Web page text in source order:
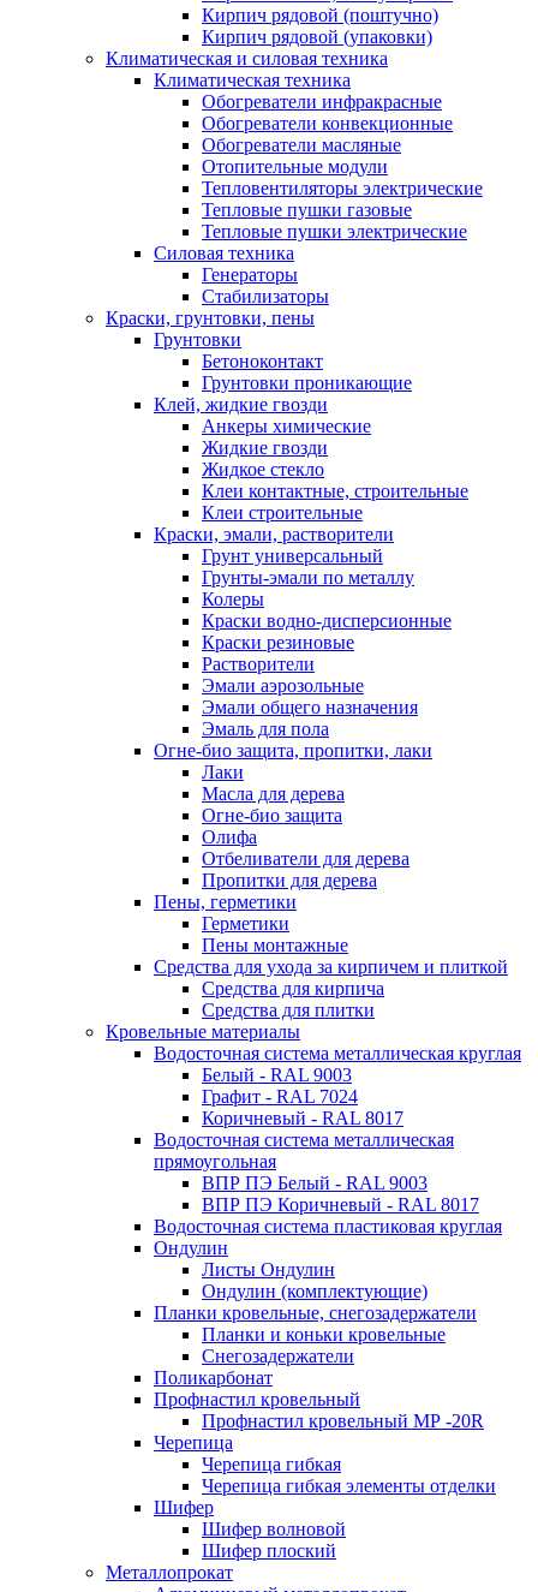
Кирпич рядовой (поштучно)
Кирпич рядовой (упаковки)
Климатическая и силовая техника
Климатическая техника
Обогреватели инфракрасные
Обогреватели конвекционные
Обогреватели масляные
Отопительные модули
Тепловентиляторы электрические
Тепловые пушки газовые
Тепловые пушки электрические
Силовая техника
Генераторы
Стабилизаторы
Краски, грунтовки, пены
Грунтовки
Бетоноконтакт
Грунтовки проникающие
Клей, жидкие гвозди
Анкеры химические
Жидкие гвозди
Жидкое стекло
Клеи контактные, строительные
Клеи строительные
Краски, эмали, растворители
Грунт универсальный
Грунты-эмали по металлу
Колеры
Краски водно-дисперсионные
Краски резиновые
Растворители
Эмали аэрозольные
Эмали общего назначения
Эмаль для пола
Огне-био защита, пропитки, лаки
Лаки
Масла для дерева
Огне-био защита
Олифа
Отбеливатели для дерева
Пропитки для дерева
Пены, герметики
Герметики
Пены монтажные
Средства для ухода за кирпичем и плиткой
Средства для кирпича
Средства для плитки
Кровельные материалы
Водосточная система металлическая круглая
Белый - RAL 9003
Графит - RAL 7024
Коричневый - RAL 8017
Водосточная система металлическая
прямоугольная
ВПР ПЭ Белый - RAL 9003
ВПР ПЭ Коричневый - RAL 8017
Водосточная система пластиковая круглая
Ондулин
Листы Ондулин
Ондулин (комплектующие)
Планки кровельные, снегозадержатели
Планки и коньки кровельные
Снегозадержатели
Поликарбонат
Профнастил кровельный
Профнастил кровельный МР -20R
Черепица
Черепица гибкая
Черепица гибкая элементы отделки
Шифер
Шифер волновой
Шифер плоский
Металлопрокат